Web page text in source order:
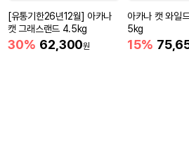
[유통기한26년12월] 아카나
캣 그래스랜드 4.5kg
30% 62,300원
아카나 캣 와일
5kg
15%